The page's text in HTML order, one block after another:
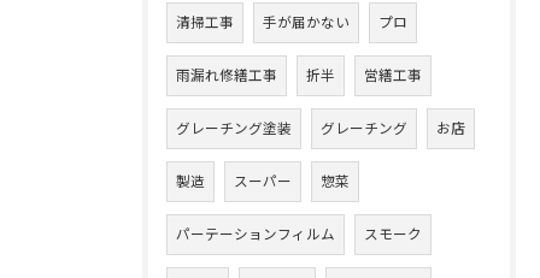
清掃工事 手が届かない プロ
雨漏れ修繕工事 折半 営繕工事
グレーチング塗装 グレーチング お店
製造 スーパー 惣菜
パーテーションフィルム スモーク